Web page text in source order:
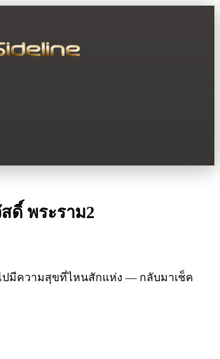
ดิ์ พระราม2
มีความสุขที่ไหนสักแห่ง — กลับมาเช็ค